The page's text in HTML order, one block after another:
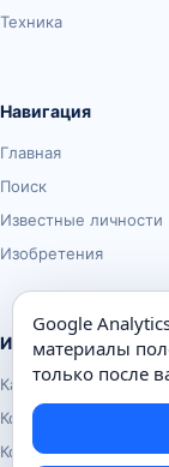
Техника
Навигация
Главная
Поиск
Известные личности
Изобретения
Информация
Карта сайта
Контакты
Конфиденциальность
Google
материалы
только после